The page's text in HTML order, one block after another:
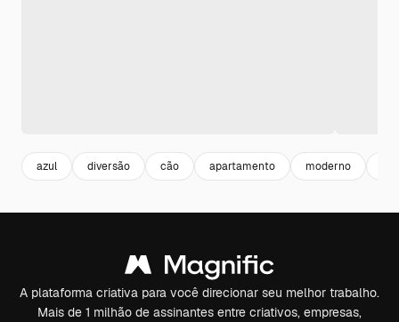
azul diversão cão apartamento moderno
A plataforma criativa para você direcionar seu melhor trabalho.
Mais de 1 milhão de assinantes entre criativos, empresas,